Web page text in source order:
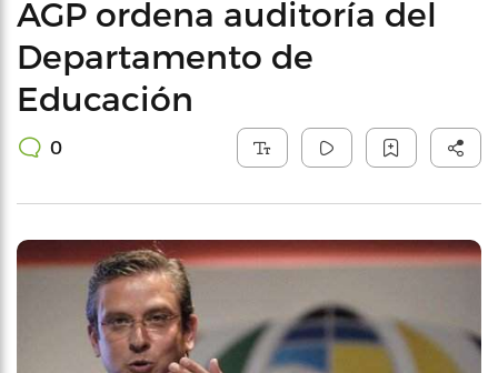
AGP ordena auditoría del
Departamento de
Educación
0